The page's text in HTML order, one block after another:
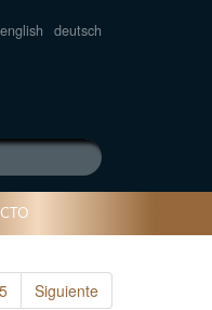
deutsch
english
Siguiente
Siguiente